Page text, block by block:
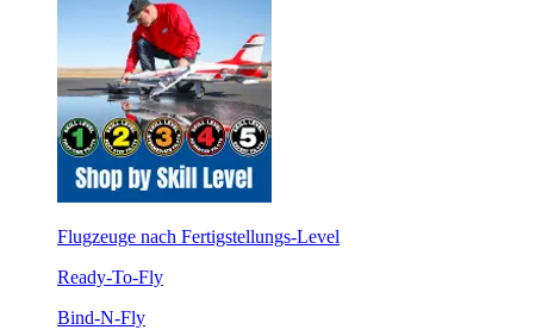
Flugzeuge nach Fertigstellungs-Level
Ready-To-Fly
Bind-N-Fly